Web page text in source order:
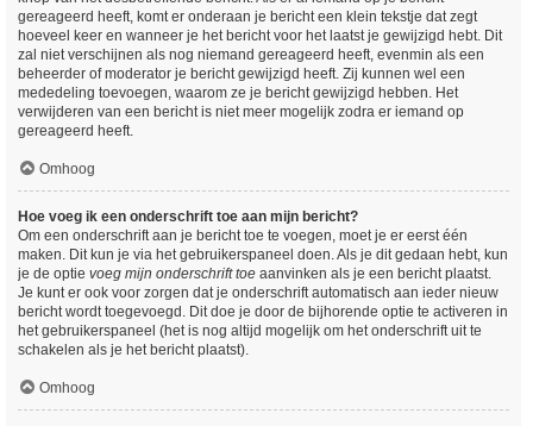
gereageerd heeft, komt er onderaan je bericht een klein tekstje dat zegt
hoeveel keer en wanneer je het bericht voor het laatst je gewijzigd hebt. Dit
zal niet verschijnen als nog niemand gereageerd heeft, evenmin als een
beheerder of moderator je bericht gewijzigd heeft. Zij kunnen wel een
mededeling toevoegen, waarom ze je bericht gewijzigd hebben. Het
verwijderen van een bericht is niet meer mogelijk zodra er iemand op
gereageerd heeft.
Omhoog
Hoe voeg ik een onderschrift toe aan mijn bericht?
Om een onderschrift aan je bericht toe te voegen, moet je er eerst één
maken. Dit kun je via het gebruikerspaneel doen. Als je dit gedaan hebt, kun
je de optie voeg mijn onderschrift toe aanvinken als je een bericht plaatst.
Je kunt er ook voor zorgen dat je onderschrift automatisch aan ieder nieuw
bericht wordt toegevoegd. Dit doe je door de bijhorende optie te activeren in
het gebruikerspaneel (het is nog altijd mogelijk om het onderschrift uit te
schakelen als je het bericht plaatst).
Omhoog